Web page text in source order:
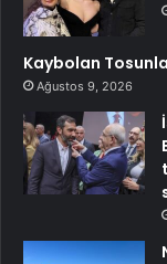
Kaybolan
Ağustos 9, 2026